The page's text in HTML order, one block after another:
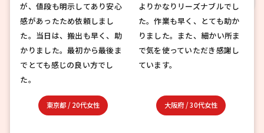
が、値段も明示してあり安心
感があったため依頼しまし
た。当日は、搬出も早く、助
かりました。最初から最後ま
でとても感じの良い方でし
た。
東京都/ 20代女性
よりかなりリーズナブルでし
た。作業も早く、とても助か
りました。また、細かい所ま
で気を使っていただき感謝し
ています。
大阪府/30代女性